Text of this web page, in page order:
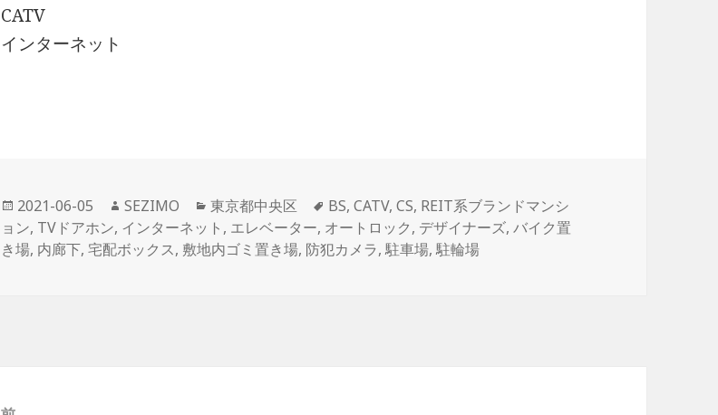
CATV
インターネット
投
稿
日:
2021-06-05
作
成
者
SEZIMO
カ
テ
ゴ
東京都中央区
タ
グ
BS,CATV,CS, REIT系ブランドマンシ
ョン, TVドアホン, インターネット , エレベーター, オートロック, デザイナーズ,バイク置
き場, 内廊下,宅配ボックス, 敷地内ゴミ置き場, 防犯カメラ,駐車場,駐輪場